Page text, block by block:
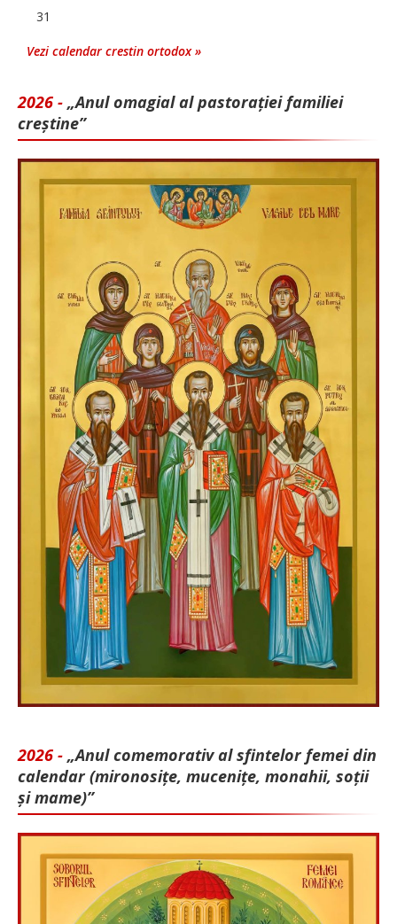
31
Vezi calendar crestin ortodox »
2026 - „Anul omagial al pastorației familiei
creștine”
2026 - „Anul comemorativ al sfintelor femei din
calendar (mironosițe, mu­cenițe, monahii, soții
și mame)”